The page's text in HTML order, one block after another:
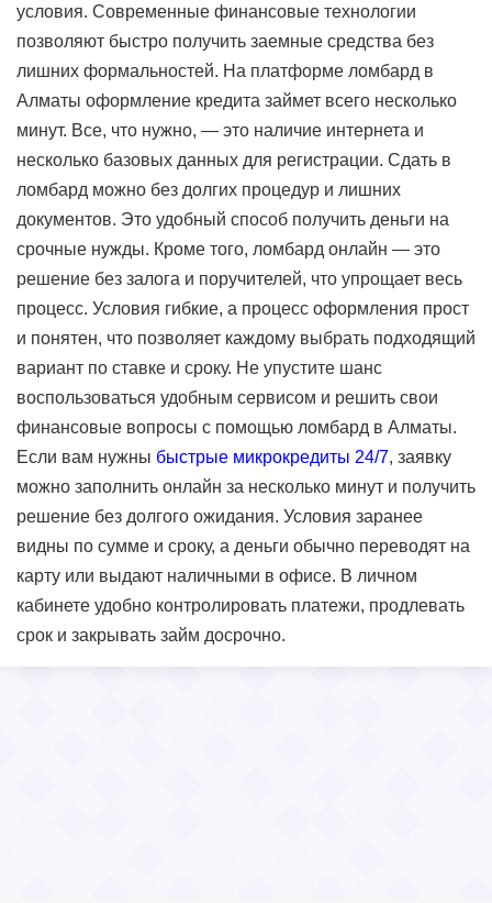
условия. Современные финансовые технологии
позволяют быстро получить заемные средства без
лишних формальностей. На платформе ломбард в
Алматы оформление кредита займет всего несколько
минут. Все, что нужно, — это наличие интернета и
несколько базовых данных для регистрации. Сдать в
ломбард можно без долгих процедур и лишних
документов. Это удобный способ получить деньги на
срочные нужды. Кроме того, ломбард онлайн — это
решение без залога и поручителей, что упрощает весь
процесс. Условия гибкие, а процесс оформления прост
и понятен, что позволяет каждому выбрать подходящий
вариант по ставке и сроку. Не упустите шанс
воспользоваться удобным сервисом и решить свои
финансовые вопросы с помощью ломбард в Алматы.
Если вам нужны быстрые микрокредиты 24/7, заявку
можно заполнить онлайн за несколько минут и получить
решение без долгого ожидания. Условия заранее
видны по сумме и сроку, а деньги обычно переводят на
карту или выдают наличными в офисе. В личном
кабинете удобно контролировать платежи, продлевать
срок и закрывать займ досрочно.